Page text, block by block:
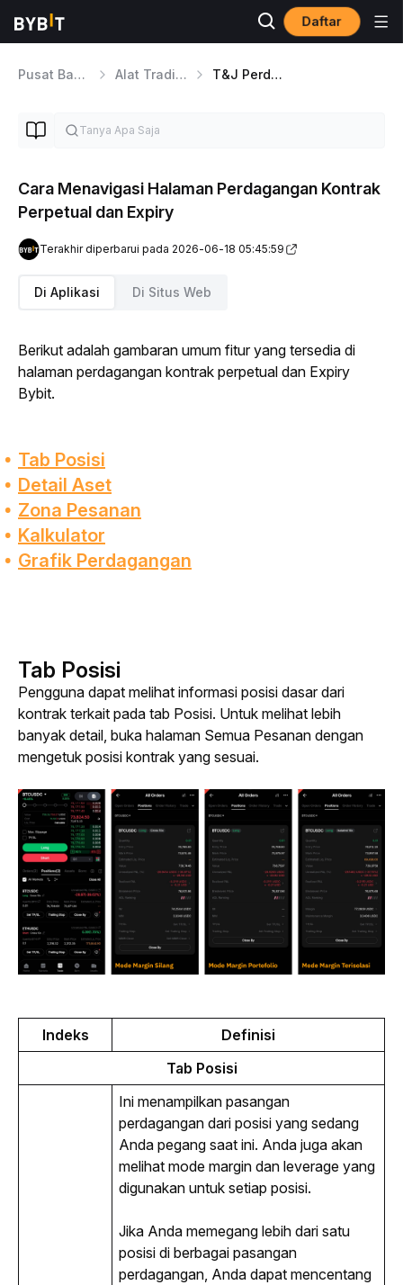
Daftar
Pusat Bantuan Alat Trading T&J Perdagangan
Cara Menavigasi Halaman Perdagangan Kontrak
Perpetual dan Expiry
Terakhir diperbarui pada 2026-06-18 05:45:59
Di Aplikasi Di Situs Web
Berikut adalah gambaran umum fitur yang tersedia di
halaman perdagangan kontrak perpetual dan Expiry
Bybit.
Tab Posisi
Detail Aset
Zona Pesanan
Kalkulator
Grafik Perdagangan
Tab Posisi
Pengguna dapat melihat informasi posisi dasar dari
kontrak terkait pada tab Posisi. Untuk melihat lebih
banyak detail, buka halaman Semua Pesanan dengan
mengetuk posisi kontrak yang sesuai.
Indeks
Definisi
Tab Posisi
Ini menampilkan pasangan
perdagangan dari posisi yang sedang
Anda pegang saat ini. Anda juga akan
melihat mode margin dan leverage yang
digunakan untuk setiap posisi.
Jika Anda memegang lebih dari satu
posisi di berbagai pasangan
perdagangan, Anda dapat mencentang